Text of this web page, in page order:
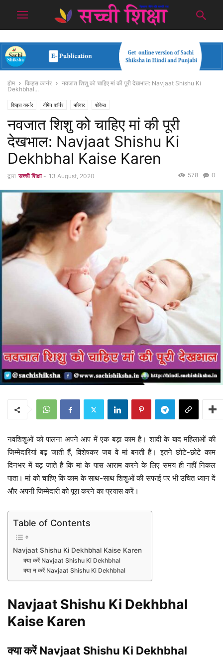
होम किड्स कार्नर
नवजात शिशु को चाहिए मां की पूरी देखभाल: Navjaat Shishu Ki
Dekhbhal...
किड्स कार्नर वीमेन कॉर्नर परिवार शोकेस
नवजात शिशु को चाहिए मां की पूरी
देखभाल: Navjaat Shishu Ki
Dekhbhal Kaise Karen
द्वारा सच्ची शिक्षा - 13 August, 2020 0
578
नवशिशुओं को पालना अपने आप में एक बड़ा काम है। शादी के बाद महिलाओं की
जिम्मेदारियां बढ़ जाती हैं, विशेषकर जब वे मां बनती हैं। इतने छोटे-छोटे काम
दिनभर में बढ़ जाते हैं कि मां के पास आराम करने के लिए समय ही नहीं निकल
पाता। मां को चाहिए कि काम के साथ-साथ शिशुओं की सफाई पर भी उचित ध्यान दें
और अपनी जिम्मेदारी को पूरा करने का प्रयास करें।
Table of Contents
Navjaat Shishu Ki Dekhbhal Kaise Karen
क्या करें Navjaat Shishu Ki Dekhbhal
क्या न करें Navjaat Shishu Ki Dekhbhal
Navjaat Shishu Ki Dekhbhal
Kaise Karen
क्या करें Navjaat Shishu Ki Dekhbhal